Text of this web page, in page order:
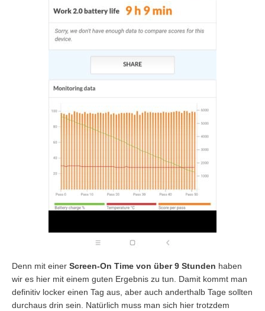
Denn mit einer Screen-On Time von über 9 Stunden haben
wir es hier mit einem guten Ergebnis zu tun. Damit kommt man
definitiv locker einen Tag aus, aber auch anderthalb Tage sollten
durchaus drin sein. Natürlich muss man sich hier trotzdem